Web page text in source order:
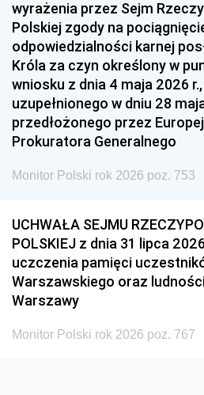
1951 1950
1948 1947
1939 1938
1936 1930
wyrażenia przez Sejm
Polskiej zgody na
odpowiedzialności karnej
Króla za czyn określony w
wniosku z dnia 4 maja 2026 r.,
uzupełnionego w dniu 28
przedłożonego przez
Prokuratora Generalnego
Monitor Polski rok 2026 poz. 753
UCHWAŁA SEJMU
POLSKIEJ z dnia 31 lipca
uczczenia pamięci
Warszawskiego oraz
Warszawy
Monitor Polski rok 2026 poz. 767